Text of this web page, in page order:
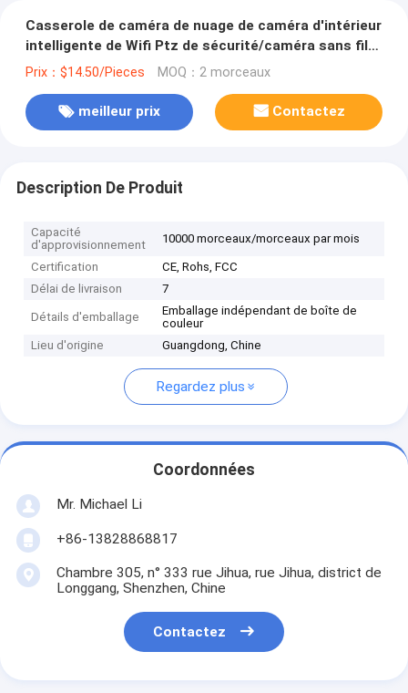
Casserole de caméra de nuage de caméra d'intérieur
intelligente de Wifi Ptz de sécurité/caméra sans fil
visuelles de enregistrement d'inclinaison
Prix：$14.50/Pieces MOQ：2 morceaux
meilleur prix Contactez
Description De Produit
Capacité
d'approvisionnement
10000 morceaux/morceaux par mois
Certification
CE, Rohs, FCC
Délai de livraison
7
Détails d'emballage
Emballage indépendant de boîte de
couleur
Lieu d'origine
Guangdong, Chine
Regardez plus
Coordonnées
Mr. Michael Li
+86-13828868817
Chambre 305, n° 333 rue Jihua, rue Jihua, district de
Longgang, Shenzhen, Chine
Contactez